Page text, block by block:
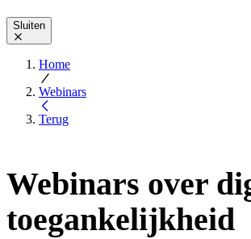
Sluiten
Home
Webinars
Terug
Webinars over
toegankelijkheid